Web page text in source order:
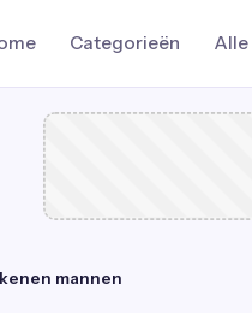
Categorieën
mannen